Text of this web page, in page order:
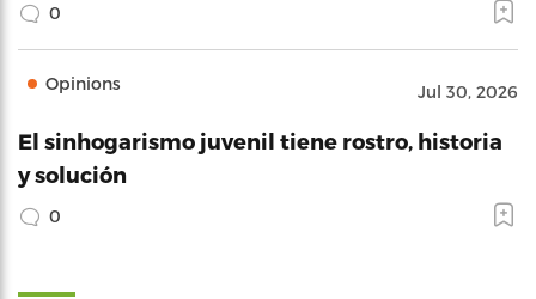
0
Opinions Jul 30, 2026
El sinhogarismo juvenil tiene rostro, historia
y solución
0